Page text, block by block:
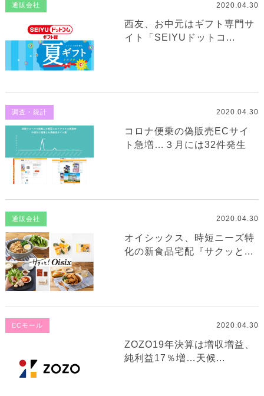
通販会社 2020.04.30
西友、お中元はギフト専門サ
イト「SEIYUドットコ...
調査・統計 2020.04.30
コロナ便乗の偽販売ECサイ
ト急増…３月には32件発生
通販会社 2020.04.30
オイシックス、時短ニーズ特
化の新食品宅配『サクッと...
ECモール 2020.04.30
ZOZO19年決算は増収増益、
純利益17％増…天候...